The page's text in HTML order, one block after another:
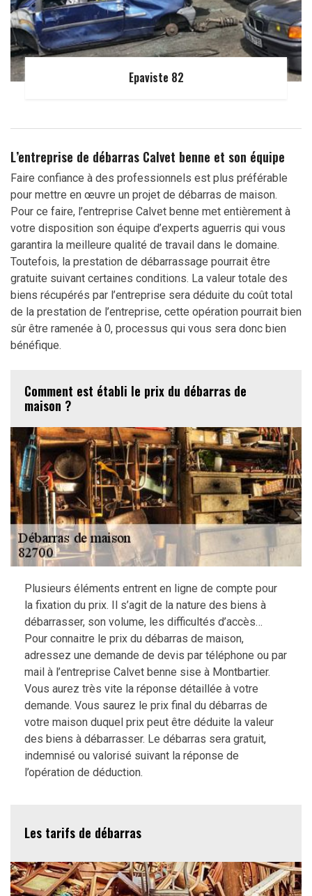
Epaviste 82
L’entreprise de débarras Calvet benne et son équipe
Faire confiance à des professionnels est plus préférable
pour mettre en œuvre un projet de débarras de maison.
Pour ce faire, l’entreprise Calvet benne met entièrement à
votre disposition son équipe d’experts aguerris qui vous
garantira la meilleure qualité de travail dans le domaine.
Toutefois, la prestation de débarrassage pourrait être
gratuite suivant certaines conditions. La valeur totale des
biens récupérés par l’entreprise sera déduite du coût total
de la prestation de l’entreprise, cette opération pourrait bien
sûr être ramenée à 0, processus qui vous sera donc bien
bénéfique.
Comment est établi le prix du débarras de
maison ?
Plusieurs éléments entrent en ligne de compte pour
la fixation du prix. Il s’agit de la nature des biens à
débarrasser, son volume, les difficultés d’accès…
Pour connaitre le prix du débarras de maison,
adressez une demande de devis par téléphone ou par
mail à l’entreprise Calvet benne sise à Montbartier.
Vous aurez très vite la réponse détaillée à votre
demande. Vous saurez le prix final du débarras de
votre maison duquel prix peut être déduite la valeur
des biens à débarrasser. Le débarras sera gratuit,
indemnisé ou valorisé suivant la réponse de
l’opération de déduction.
Les tarifs de débarras